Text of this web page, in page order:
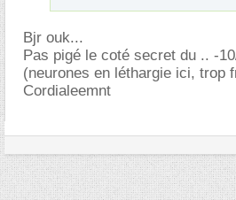
Bjr ouk...
Pas pigé le coté secret du .. -
(neurones en léthargie ici, trop
Cordialeemnt